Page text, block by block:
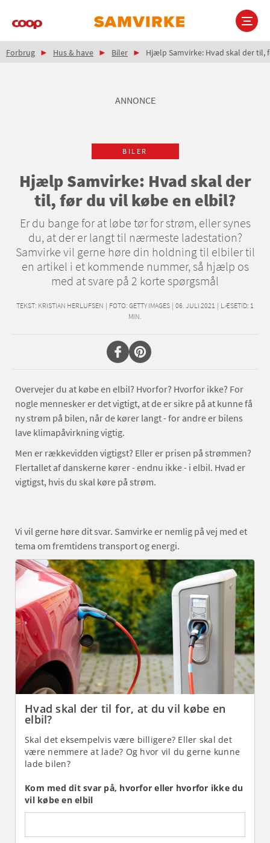
Main
Brødkrumme
Forbrug Hus & have Biler Hjælp Samvirke: Hvad skal der til,
ANNONCE
BILER
Hjælp Samvirke: Hvad skal der
til, før du vil købe en elbil?
Er du bange for at løbe tør for strøm, eller synes
du, at der er langt til nærmeste ladestation?
Samvirke vil gerne høre din holdning til elbiler til
en artikel i et kommende nummer, så hjælp os
med at svare på 2 korte spørgsmål
TEKST: KRISTIAN HERLUFSEN | FOTO: GETTY IMAGES | 06. JULI 2021 | LÆSETID: 1
MIN.
Overvejer du at købe en elbil? Hvorfor? Hvorfor ikke? For
nogle mennesker er det vigtigt, at de er sikre på at kunne få
ny strøm på bilen, når de kører langt - for andre er bilens
lave klimapåvirkning vigtig.
Men er rækkevidden vigtigst? Eller er prisen på strømmen?
Flertallet af danskerne kører - endnu ikke - i elbil. Hvad er
vigtigst, hvis du skal køre på strøm.
Vi vil gerne høre dit svar. Samvirke er nemlig på vej med et
tema om fremtidens transport og energi.